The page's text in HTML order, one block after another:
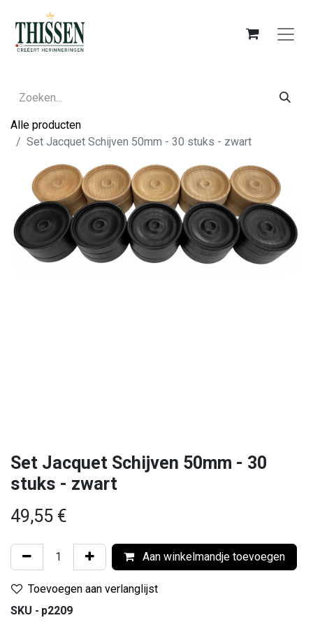
Alle producten
Set Jacquet Schijven 50mm - 30 stuks - zwart
Set Jacquet Schijven 50mm - 30
stuks - zwart
49,55 €
Aan winkelmandje toevoegen
Toevoegen aan verlanglijst
SKU - p2209